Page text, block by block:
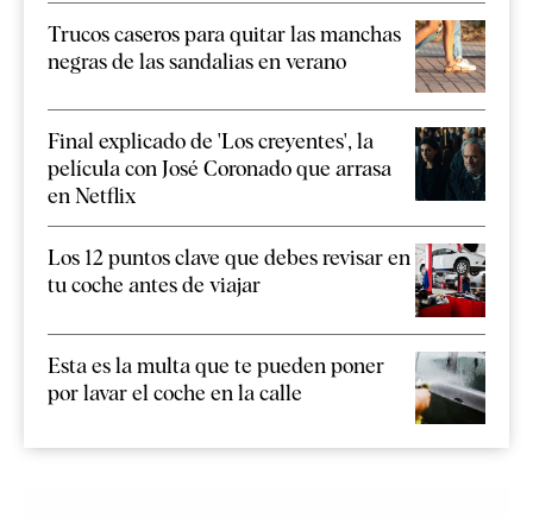
Trucos caseros para quitar las manchas
negras de las sandalias en verano
Final explicado de 'Los creyentes', la
película con José Coronado que arrasa
en Netflix
Los 12 puntos clave que debes revisar en
tu coche antes de viajar
Esta es la multa que te pueden poner
por lavar el coche en la calle